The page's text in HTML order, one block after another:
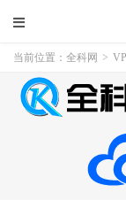
当前位置： 全科网 >